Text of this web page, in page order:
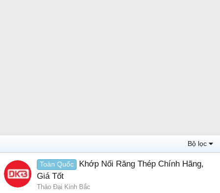
Bộ lọc
Toàn Quốc
Khớp Nối Răng Thép Chính Hãng,
Giá Tốt
Thảo Đại Kinh Bắc